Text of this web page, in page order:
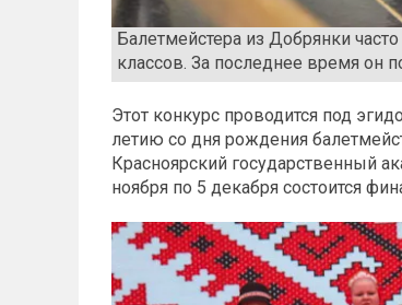
Балетмейстера из Добрянки
классов. За последнее время он
Этот конкурс проводится под
летию со дня рождения
Красноярский государственный
ноября по 5 декабря состоится